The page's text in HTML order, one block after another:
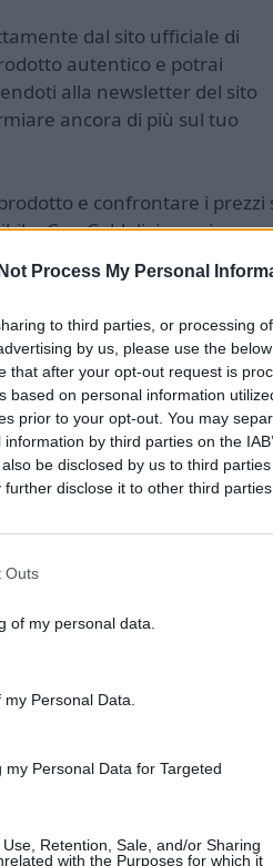
Process My Personal
to third parties, or processing
by us, please use the
that after your opt-out request is
based on personal information
prior to your opt-out. You may
by third parties on the
be disclosed by us to third
further disclose it to other third parties.
Outs
of my personal data.
Personal Data.
Personal Data for Targeted
Retention, Sale, and/or Sharing
with the Purposes for which it
dal sito ufficiale di
autentico e potrai
alla newsletter del sito
ancora di più sul tuo
e confrontare i prezzi
Con Caldelixir, puoi
Non perdere
per avere una pelle
utenti che lodano
consumatori hanno notato
riduzione visibile di rughe e
la sua capacità di non
alle pelli più sensibili.
crema e il suo rapido